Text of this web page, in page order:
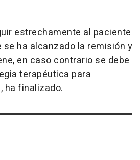
estrechamente al paciente
ha alcanzado la remisión y
en caso contrario se debe
terapéutica para
ha finalizado.